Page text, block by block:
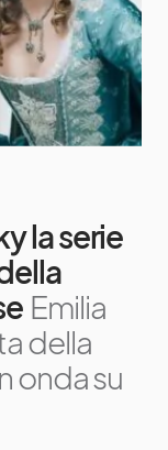
la serie
Emilia
della
onda su